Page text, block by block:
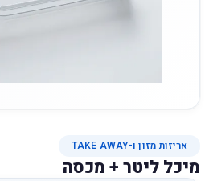
אריזות מזון ו-TAKE AWAY
מיכל ליטר + מכסה